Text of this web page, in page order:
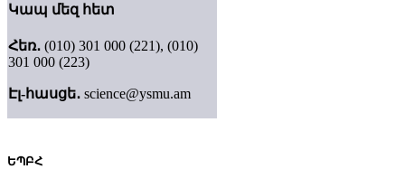
Կապ մեզ հետ
Հեռ․ (010) 301 000 (221), (010)
301 000 (223)
Էլ-հասցե․ science@ysmu.am
ԵՊԲՀ